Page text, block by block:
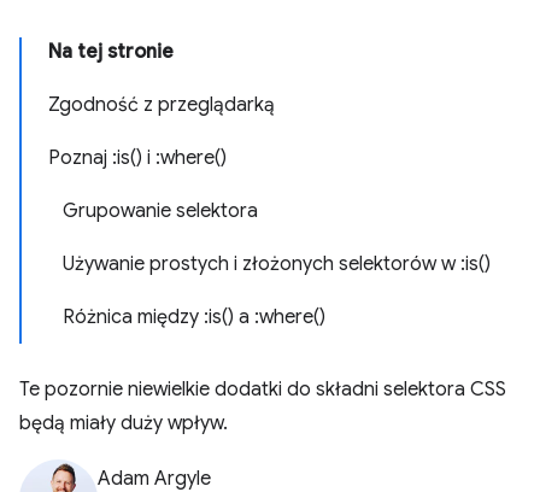
Na tej stronie
Zgodność z przeglądarką
Poznaj :is() i :where()
Grupowanie selektora
Używanie prostych i złożonych selektorów w :is()
Różnica między :is() a :where()
Te pozornie niewielkie dodatki do składni selektora CSS
będą miały duży wpływ.
Adam Argyle